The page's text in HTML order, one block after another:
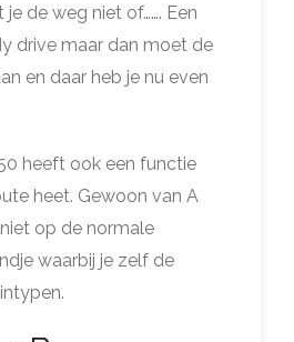
de weg niet of……. Een
drive maar dan moet de
en daar heb je nu even
heeft ook een functie
heet. Gewoon van A
op de normale
waarbij je zelf de